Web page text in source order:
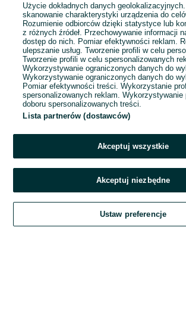
E-mail
Hasło
Zaloguj się
Kontynuując za pośrednictwem jednego z dostawców
OLX.pl w jego
Użycie dokładnych danych
skanowanie charakterystyki urządzenia do
Rozumienie odbiorców dzięki statystyce lub
z różnych źródeł. Przechowywanie informacji
dostęp do nich. Pomiar efektywności reklam.
ulepszanie usług. Tworzenie profili w celu
Tworzenie profili w celu spersonalizowanych
Wykorzystywanie ograniczonych danych do
Wykorzystywanie ograniczonych danych do
Pomiar efektywności treści. Wykorzystanie
spersonalizowanych reklam. Wykorzystywanie
doboru spersonalizowanych treści.
Lista partnerów (dostawców)
Akceptuj wszystkie
Akceptuj niezbędne
Ustaw preferencje